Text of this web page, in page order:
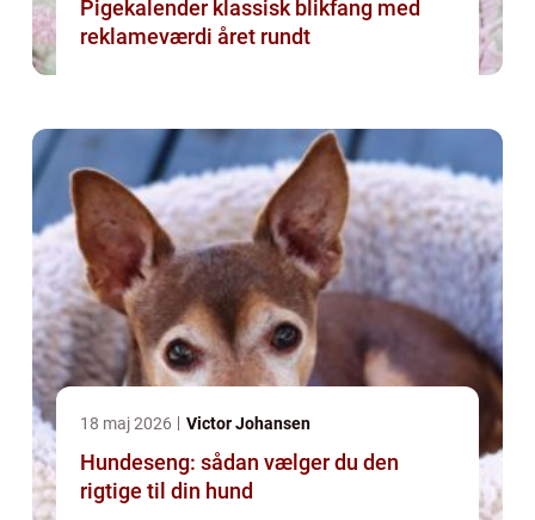
Pigekalender klassisk blikfang med
reklameværdi året rundt
18 maj 2026 Victor Johansen
Hundeseng: sådan vælger du den
rigtige til din hund